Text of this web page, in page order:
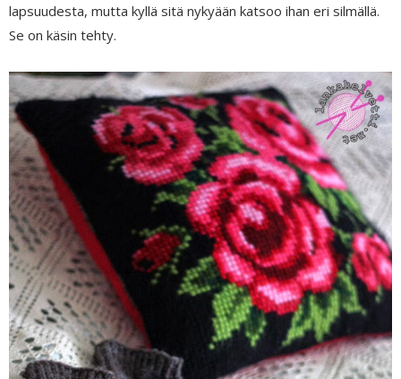
lapsuudesta, mutta kyllä sitä nykyään katsoo ihan eri silmällä.
Se on käsin tehty.